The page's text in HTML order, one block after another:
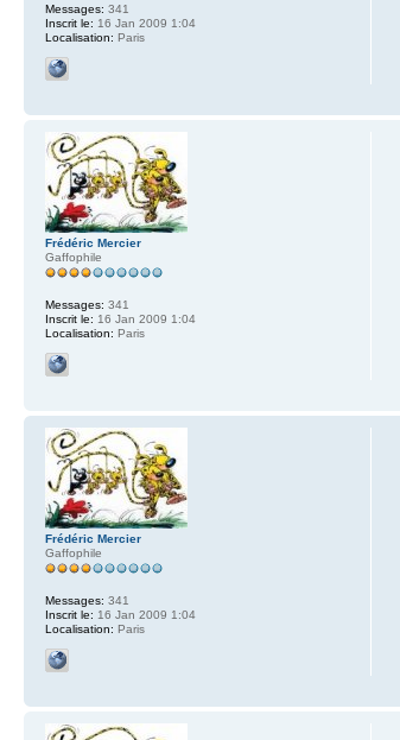
Messages: 341
Inscrit le: 16 Jan 2009 1:04
Localisation: Paris
Frédéric Mercier
Gaffophile
Messages: 341
Inscrit le: 16 Jan 2009 1:04
Localisation: Paris
Frédéric Mercier
Gaffophile
Messages: 341
Inscrit le: 16 Jan 2009 1:04
Localisation: Paris